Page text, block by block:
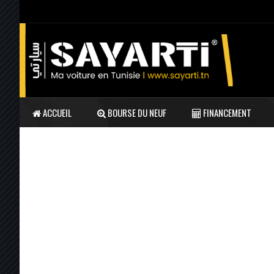
ACCUEIL BOURSE DU NEUF FINANCEMENT